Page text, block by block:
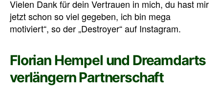
Vielen Dank für dein Vertrauen in mich, du hast mir
jetzt schon so viel gegeben, ich bin mega
motiviert“, so der „Destroyer“ auf Instagram.
Florian Hempel und Dreamdarts
verlängern Partnerschaft